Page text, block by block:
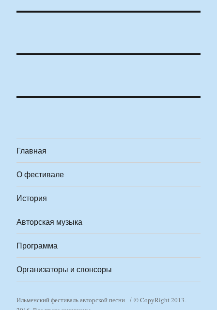
Главная
О фестивале
История
Авторская музыка
Программа
Организаторы и спонсоры
Ильменский фестиваль авторской песни
© CopyRight 2013-